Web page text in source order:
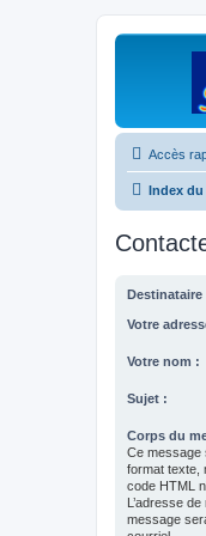
Accès
Index
Destinataire
Votre
Votre nom :
Sujet :
Corps du
Ce message
format texte,
code HTML
L’adresse
message